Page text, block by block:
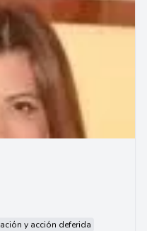
y acción deferida